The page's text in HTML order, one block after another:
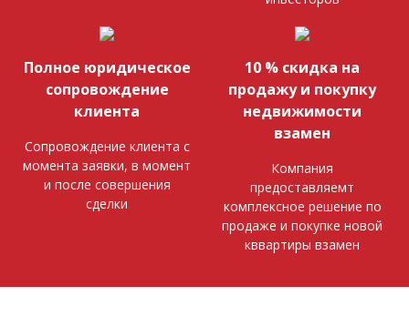
Полное юридическое
сопровождение
клиента
Сопровождение клиента с
момента заявки, в момент
и после совершения
сделки
10 % скидка на
продажу и покупку
недвижимости
взамен
Компания
предоставляемт
комплексное решение по
продаже и покупке новой
кввартиры взамен